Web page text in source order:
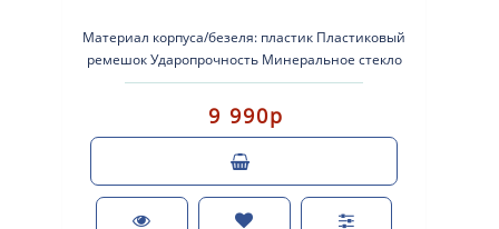
Материал корпуса/безеля: пластик Пластиковый
ремешок Ударопрочность Минеральное стекло
Водонепроницаемость..
9 990р